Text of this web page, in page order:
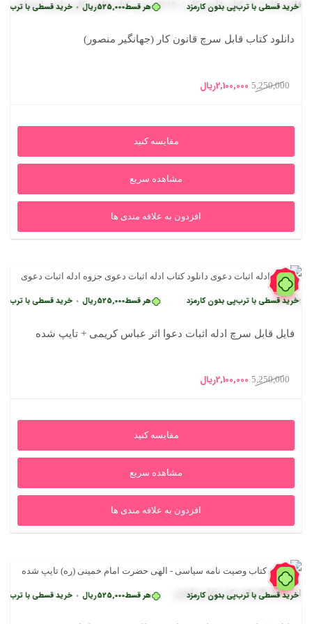
هر قسط525,000ریال • خرید قسطی با ترب‌پی بدون قسطی با ترب‌پی بدون کارمزد
دانلود کتاب قابل سرچ قانون کار (جهانگیر منصور)
5,250,000 قیمت
5,250,000ریال
2,100,000ریال
2,100,000ریال
مقایسه کنید
مشاهده سریع
افزدون به علاقه مندی ها
60%
هر قسط525,000ریال • خرید قسطی با ترب‌پی بدون قسطی با ترب‌پی بدون کارمزد
فایل قابل سرچ ادله اثبات دعوا اثر عباس کریمی + تایپ شده
5,250,000 قیمت
5,250,000ریال
2,100,000ریال
2,100,000ریال
مقایسه کنید
مشاهده سریع
افزدون به علاقه مندی ها
60%
هر قسط525,000ریال • خرید قسطی با ترب‌پی بدون قسطی با ترب‌پی بدون کارمزد